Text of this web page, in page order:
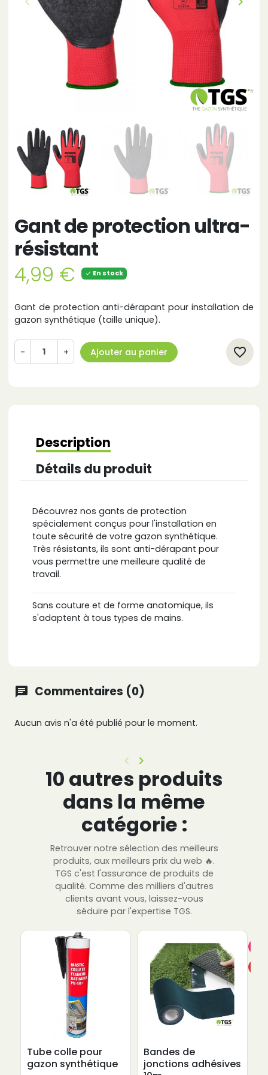
Précédent
Gant de protection ultra-
résistant
4,99 €
 En stock
Gant de protection anti-dérapant pour installation de
gazon synthétique (taille unique).
- + Ajouter au panier favorite_border
Description
Détails du produit
Découvrez nos gants de protection
spécialement conçus pour l'installation en
toute sécurité de votre gazon synthétique.
Très résistants, ils sont anti-dérapant pour
vous permettre une meilleure qualité de
travail.
Sans couture et de forme anatomique, ils
s'adaptent à tous types de mains.
chat Commentaires (0)
Aucun avis n'a été publié pour le moment.
Précédent
keyboard_arrow_left Suivant
keyboard_arrow_right
10 autres produits
dans la même
catégorie :
Retrouver notre sélection des meilleurs
produits, aux meilleurs prix du web 🔥.
TGS c'est l'assurance de produits de
qualité. Comme des milliers d'autres
clients avant vous, laissez-vous
séduire par l'expertise TGS.
Tube colle pour
gazon synthétique
Bandes de
jonctions adhésives